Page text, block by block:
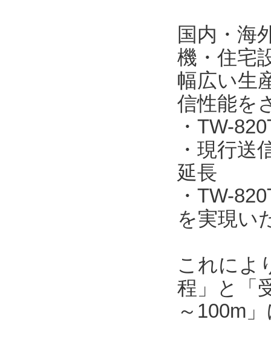
国内・海
機・住宅
幅広い生
信性能を
・TW-
・現行送
延長
・TW-
を実現い
これによ
程」と「
～100m